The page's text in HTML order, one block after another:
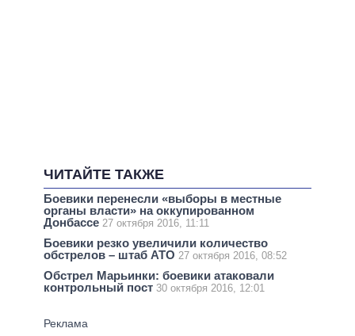
ЧИТАЙТЕ ТАКЖЕ
Боевики перенесли «выборы в местные
органы власти» на оккупированном
Донбассе 27 октября 2016, 11:11
Боевики резко увеличили количество
обстрелов – штаб АТО 27 октября 2016, 08:52
Обстрел Марьинки: боевики атаковали
контрольный пост 30 октября 2016, 12:01